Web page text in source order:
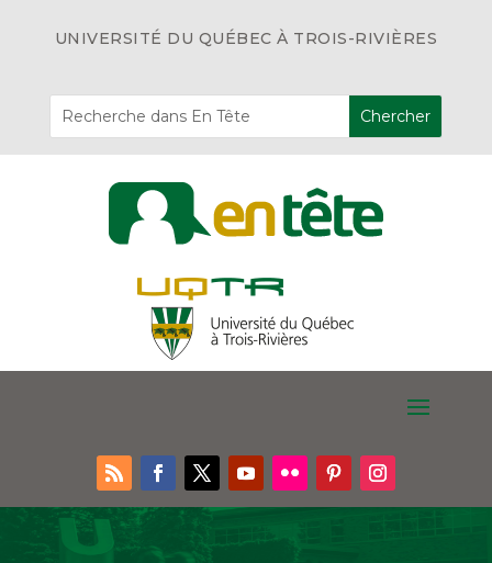
UNIVERSITÉ DU QUÉBEC À TROIS-RIVIÈRES